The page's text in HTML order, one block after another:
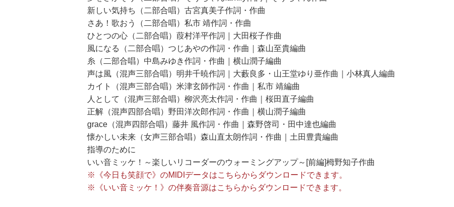
新しい気持ち（二部合唱）古宮真美子作詞・作曲
さあ！歌おう（二部合唱）私市 靖作詞・作曲
ひとつの心（二部合唱）葭村洋平作詞｜大田桜子作曲
風になる（二部合唱）つじあやの作詞・作曲｜森山至貴編曲
糸（二部合唱）中島みゆき作詞・作曲｜横山潤子編曲
声は風（混声三部合唱）明井千暁作詞｜大藪良多・山王堂ゆり亜作曲｜小林真人編曲
カイト（混声三部合唱）米津玄師作詞・作曲｜私市 靖編曲
人として（混声三部合唱）柳沢亮太作詞・作曲｜桜田直子編曲
正解（混声四部合唱）野田洋次郎作詞・作曲｜横山潤子編曲
grace（混声四部合唱）藤井 風作詞・作曲｜森野啓司・田中達也編曲
懐かしい未来（女声三部合唱）森山直太朗作詞・作曲｜土田豊貴編曲
指導のために
いい音ミッケ！～楽しいリコーダーのウォーミングアップ～[前編]栂野知子作曲
※《今日も笑顔で》のMIDIデータはこちらからダウンロードできます。
※《いい音ミッケ！》の伴奏音源はこちらからダウンロードできます。